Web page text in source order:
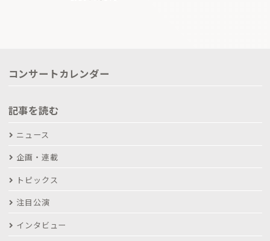
コンサートカレンダー
記事を読む
ニュース
企画・連載
トピックス
注目公演
インタビュー